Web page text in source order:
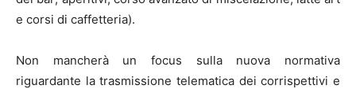
e corsi di caffetteria).
Non mancherà un focus sulla nuova normativa
riguardante la trasmissione telematica dei corrispettivi e